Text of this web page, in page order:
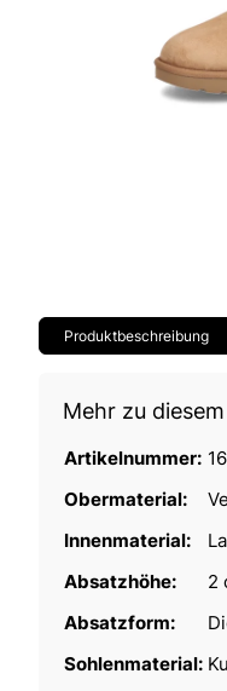
Produktbeschreibung
Mehr zu
Artikelnummer:
Obermaterial:
Innenmaterial:
Absatzhöhe:
2
Absatzform:
Sohlenmaterial: